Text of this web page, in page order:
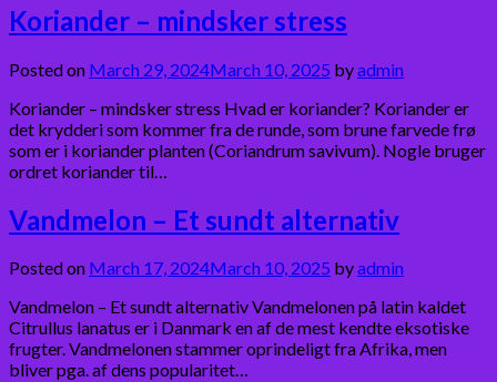
Koriander – mindsker stress
Posted on March 29, 2024March 10, 2025 byadmin
Koriander – mindsker stress Hvad er koriander? Koriander er
det krydderi som kommer fra de runde, som brune farvede frø
som er i koriander planten (Coriandrum savivum). Nogle bruger
ordret koriander til…
Vandmelon – Et sundt alternativ
Posted on March 17, 2024March 10, 2025 byadmin
Vandmelon – Et sundt alternativ Vandmelonen på latin kaldet
Citrullus lanatus er i Danmark en af ​​de mest kendte eksotiske
frugter. Vandmelonen stammer oprindeligt fra Afrika, men
bliver pga. af dens popularitet…